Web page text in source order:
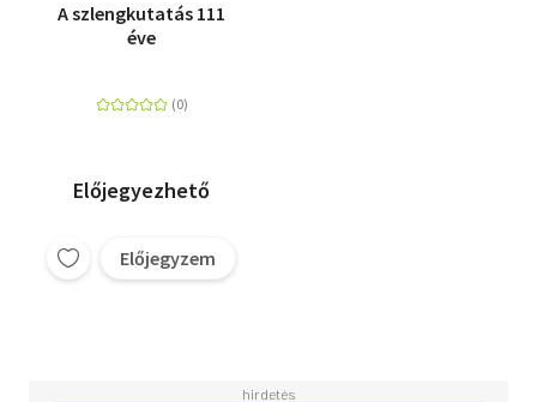
A szlengkutatás 111
éve
Előjegyezhető
Előjegyzem